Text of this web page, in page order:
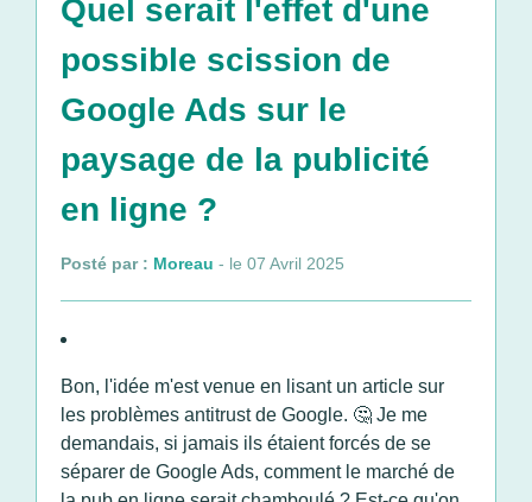
Quel serait l'effet d'une
possible scission de
Google Ads sur le
paysage de la publicité
en ligne ?
Posté par : Moreau - le 07 Avril 2025
Bon, l'idée m'est venue en lisant un article sur
les problèmes antitrust de Google. 🤔 Je me
demandais, si jamais ils étaient forcés de se
séparer de Google Ads, comment le marché de